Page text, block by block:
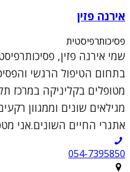
אירנה פזין
פסיכותרפיסטית
שמי אירנה פזין,
בתחום הטיפול הרגשי
מטופלים בקליניקה במרכז
מגילאים שונים וממגוון
אתגרי החיים השונים.אני
054-7395850